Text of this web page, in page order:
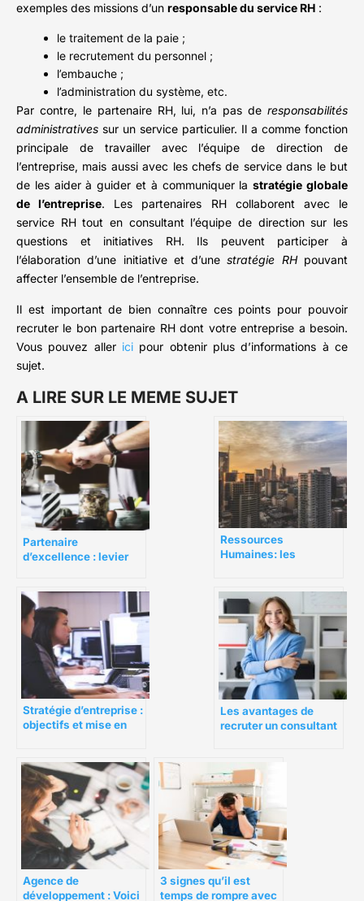
exemples des missions d’un responsable du service RH :
le traitement de la paie ;
le recrutement du personnel ;
l’embauche ;
l’administration du système, etc.
Par contre, le partenaire RH, lui, n’a pas de responsabilités
administratives sur un service particulier. Il a comme fonction
principale de travailler avec l’équipe de direction de
l’entreprise, mais aussi avec les chefs de service dans le but
de les aider à guider et à communiquer lastratégie globale
de l’entreprise. Les partenaires RH collaborent avec le
service RH tout en consultant l’équipe de direction sur les
questions et initiatives RH. Ils peuvent participer à
l’élaboration d’une initiative et d’unestratégie RHpouvant
affecter l’ensemble de l’entreprise.
Il est important de bien connaître ces points pour pouvoir
recruter le bon partenaire RH dont votre entreprise a besoin.
Vous pouvez aller ici pour obtenir plus d’informations à ce
sujet.
A LIRE SUR LE MEME SUJET
Partenaire
d’excellence : levier
entreprise
Ressources
Humaines: les
devenir RH
Stratégie d’entreprise :
objectifs et mise en
Les avantages de
recruter un consultant
Agence de
développement : Voici
3 signes qu’il est
temps de rompre avec